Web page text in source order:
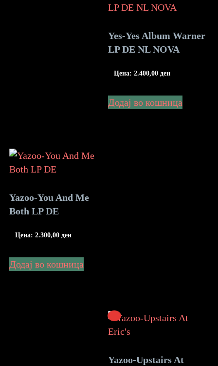
Yes-Yes Album Warner
LP DE NL NOVA
Цена: 2.400,00 ден
Додај во кошница
Yazoo-You And Me
Both LP DE
Цена: 2.300,00 ден
Додај во кошница
Yazoo-Upstairs At